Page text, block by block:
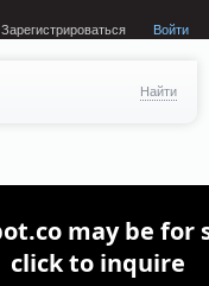
Зарегистрироваться Войти
Найти